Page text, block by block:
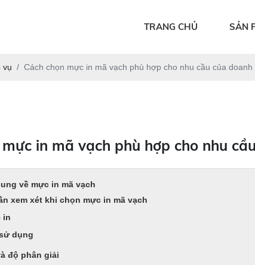
TRANG CHỦ SẢN
vụ Cách chọn mực in mã vạch phù hợp cho nhu cầu của doanh
mực in mã vạch phù hợp cho nhu
về mực in mã vạch
xem xét khi chọn mực in mã vạch
in
dụng
độ phân giải